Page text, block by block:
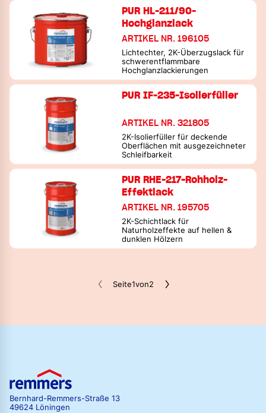
PUR HL-211/90-
Hochglanzlack
ARTIKEL NR. 196105
Lichtechter, 2K-Überzugslack für
schwerentflammbare
Hochglanzlackierungen
PUR IF-235-Isolierfüller
ARTIKEL NR. 321805
2K-Isolierfüller für deckende
Oberflächen mit ausgezeichneter
Schleifbarkeit
PUR RHE-217-Rohholz-
Effektlack
ARTIKEL NR. 195705
2K-Schichtlack für
Naturholzeffekte auf hellen &
dunklen Hölzern
Seite1von2
Bernhard-Remmers-Straße 13
49624 Löningen